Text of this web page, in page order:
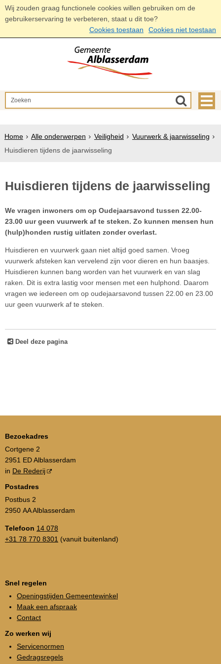
Wij zouden graag functionele cookies willen gebruiken om de
gebruikerservaring te verbeteren, staat u dit toe?
Cookies toestaan
Cookies niet toestaan
Home Alle onderwerpen Veiligheid
Vuurwerk & jaarwisseling
Huisdieren tijdens de jaarwisseling
Huisdieren tijdens de jaarwisseling
We vragen inwoners om op Oudejaarsavond tussen 22.00-
23.00 uur geen vuurwerk af te steken. Zo kunnen mensen hun
(hulp)honden rustig uitlaten zonder overlast.
Huisdieren en vuurwerk gaan niet altijd goed samen. Vroeg
vuurwerk afsteken kan vervelend zijn voor dieren en hun baasjes.
Huisdieren kunnen bang worden van het vuurwerk en van slag
raken. Dit is extra lastig voor mensen met een hulphond. Daarom
vragen we iedereen om op oudejaarsavond tussen 22.00 en 23.00
uur geen vuurwerk af te steken.
Deel deze pagina
Bezoekadres
Cortgene 2
2951 ED Alblasserdam
in De Rederij
Postadres
Postbus 2
2950 AA Alblasserdam
Telefoon 14 078
+31 78 770 8301 (vanuit buitenland)
Snel regelen
Openingstijden Gemeentewinkel
Maak een afspraak
Contact
Zo werken wij
Servicenormen
Gedragsregels